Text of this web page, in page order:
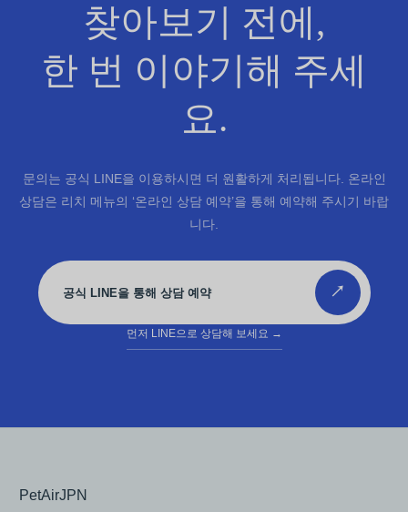
찾아보기 전에,
한 번 이야기해 주세
요.
문의는 공식 LINE을 이용하시면 더 원활하게 처리됩니다. 온라인
상담은 리치 메뉴의 ‘온라인 상담 예약’을 통해 예약해 주시기 바랍
니다.
공식 LINE을 통해 상담 예약 ↗
먼저 LINE으로 상담해 보세요 →